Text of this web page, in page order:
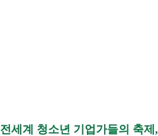
전세계 청소년 기업가들의 축제,